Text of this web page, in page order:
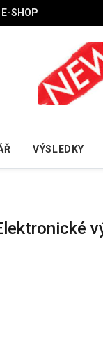
E-SHOP
VÝSLEDKY